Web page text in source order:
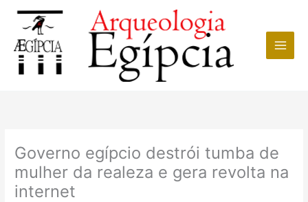
conteúdo
Governo egípcio destrói tumba de
mulher da realeza e gera revolta na
internet